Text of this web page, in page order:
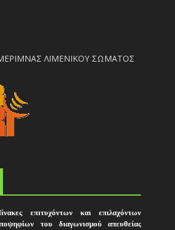
ΛΙΜΕΝΙΚΟΥ ΣΩΜΑΤΟΣ
επιτυχόντων και επιλαχόντων
του διαγωνισμού απευθείας